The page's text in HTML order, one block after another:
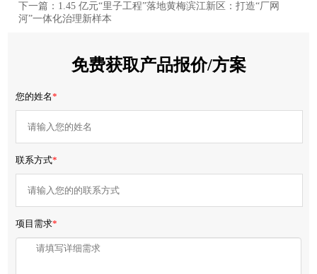
下一篇：1.45 亿元“里子工程”落地黄梅滨江新区：打造“厂网
河”一体化治理新样本
免费获取产品报价/方案
您的姓名*
联系方式*
项目需求*